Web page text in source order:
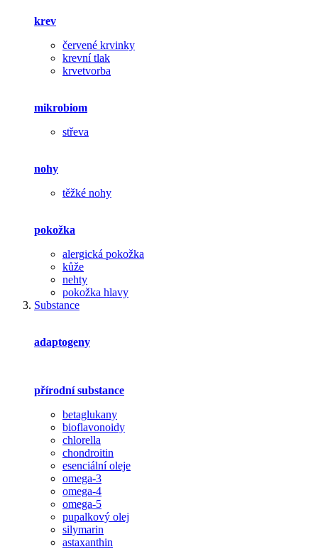
krev
červené krvinky
krevní tlak
krvetvorba
mikrobiom
střeva
nohy
těžké nohy
pokožka
alergická pokožka
kůže
nehty
pokožka hlavy
Substance
adaptogeny
přírodní substance
betaglukany
bioflavonoidy
chlorella
chondroitin
esenciální oleje
omega-3
omega-4
omega-5
pupalkový olej
silymarin
astaxanthin